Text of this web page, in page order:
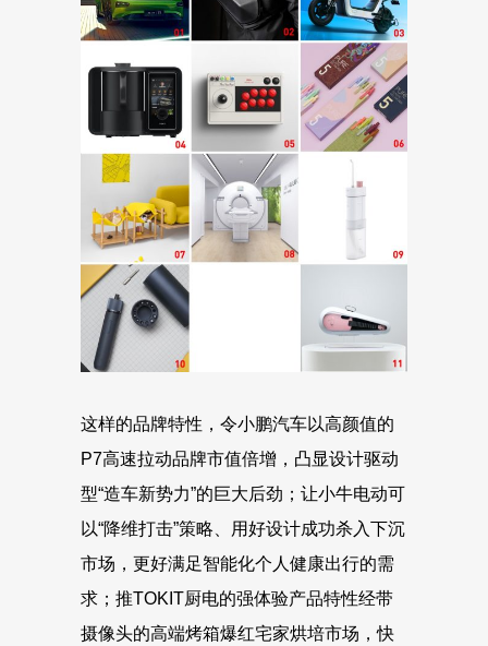
这样的品牌特性，令小鹏汽车以高颜值的
P7高速拉动品牌市值倍增，凸显设计驱动
型“造车新势力”的巨大后劲；让小牛电动可
以“降维打击”策略、用好设计成功杀入下沉
市场，更好满足智能化个人健康出行的需
求；推TOKIT厨电的强体验产品特性经带
摄像头的高端烤箱爆红宅家烘培市场，快